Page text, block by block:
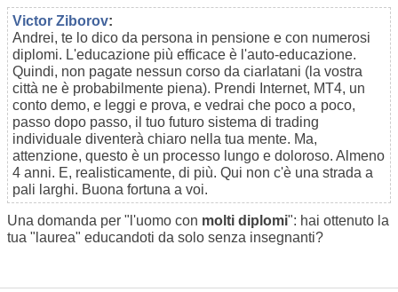
Victor Ziborov:
Andrei, te lo dico da persona in pensione e con numerosi
diplomi. L'educazione più efficace è l'auto-educazione.
Quindi, non pagate nessun corso da ciarlatani (la vostra
città ne è probabilmente piena). Prendi Internet, MT4, un
conto demo, e leggi e prova, e vedrai che poco a poco,
passo dopo passo, il tuo futuro sistema di trading
individuale diventerà chiaro nella tua mente. Ma,
attenzione, questo è un processo lungo e doloroso. Almeno
4 anni. E, realisticamente, di più. Qui non c'è una strada a
pali larghi. Buona fortuna a voi.
Una domanda per "l'uomo con molti diplomi": hai ottenuto la
tua "laurea" educandoti da solo senza insegnanti?